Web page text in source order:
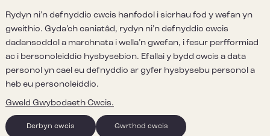
Rydyn ni’n defnyddio cwcis hanfodol i sicrhau fod y wefan yn
gweithio. Gyda’ch caniatâd, rydyn ni’n defnyddio cwcis
dadansoddol a marchnata i wella’n gwefan, i fesur perfformiad
ac i bersonoleiddio hysbysebion. Efallai y bydd cwcis a data
personol yn cael eu defnyddio ar gyfer hysbysebu personol a
heb eu personoleiddio.
Gweld Gwybodaeth Cwcis.
Derbyn cwcis Gwrthod cwcis